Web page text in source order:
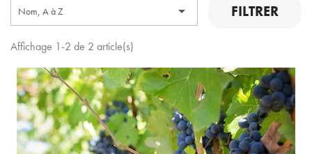
Nom, A à Z  FILTRER
Affichage 1-2 de 2 article(s)